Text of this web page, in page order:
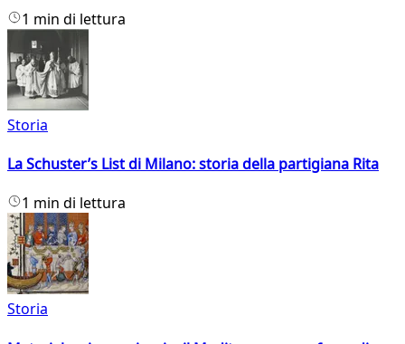
1 min di lettura
Storia
La Schuster’s List di Milano: storia della partigiana Rita
1 min di lettura
Storia